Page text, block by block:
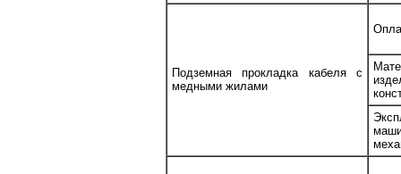
Подземная прокладка кабеля с
медными жилами